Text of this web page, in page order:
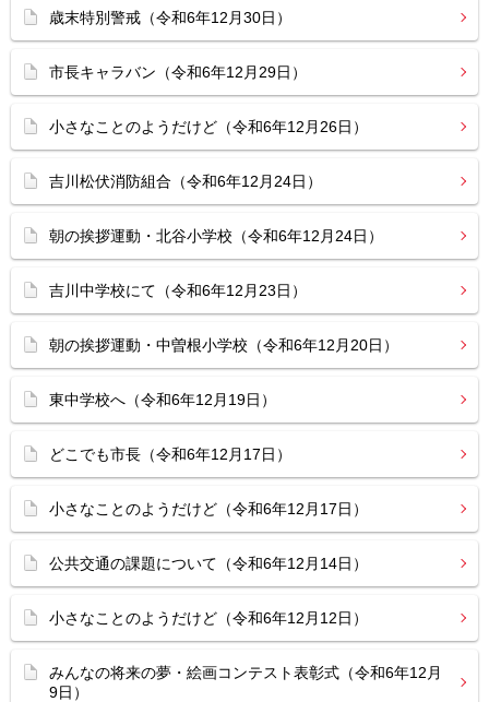
歳末特別警戒（令和6年12月30日）
市長キャラバン（令和6年12月29日）
小さなことのようだけど（令和6年12月26日）
吉川松伏消防組合（令和6年12月24日）
朝の挨拶運動・北谷小学校（令和6年12月24日）
吉川中学校にて（令和6年12月23日）
朝の挨拶運動・中曽根小学校（令和6年12月20日）
東中学校へ（令和6年12月19日）
どこでも市長（令和6年12月17日）
小さなことのようだけど（令和6年12月17日）
公共交通の課題について（令和6年12月14日）
小さなことのようだけど（令和6年12月12日）
みんなの将来の夢・絵画コンテスト表彰式（令和6年12月
9日）